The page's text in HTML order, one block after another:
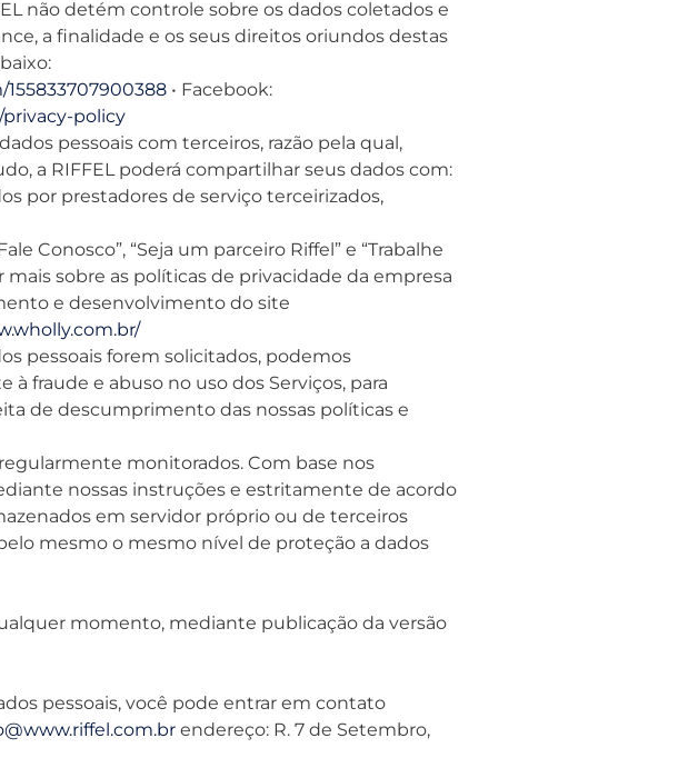
não detém controle sobre os dados coletados e
a finalidade e os seus direitos oriundos destas
• Facebook:
policy
pessoais com terceiros, razão pela qual,
a RIFFEL poderá compartilhar seus dados com:
por prestadores de serviço terceirizados,
Conosco”, “Seja um parceiro Riffel” e “Trabalhe
mais sobre as políticas de privacidade da empresa
e desenvolvimento do site
pessoais forem solicitados, podemos
fraude e abuso no uso dos Serviços, para
de descumprimento das nossas políticas e
monitorados. Com base nos
nossas instruções e estritamente de acordo
em servidor próprio ou de terceiros
mesmo o mesmo nível de proteção a dados
momento, mediante publicação da versão
pessoais, você pode entrar em contato
endereço: R. 7 de Setembro,